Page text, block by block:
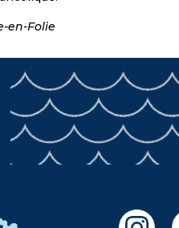
en-Folie